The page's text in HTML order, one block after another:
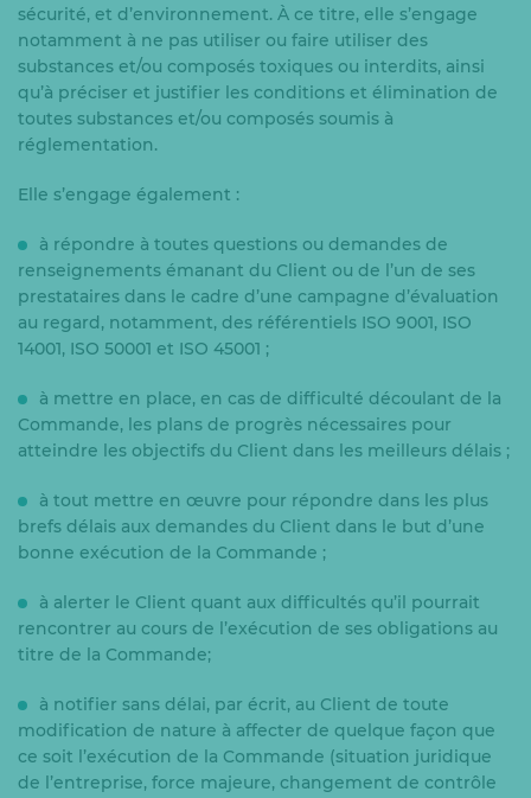
sécurité, et d’environnement. À ce titre, elle s’engage
notamment à ne pas utiliser ou faire utiliser des
substances et/ou composés toxiques ou interdits, ainsi
qu’à préciser et justifier les conditions et élimination de
toutes substances et/ou composés soumis à
réglementation.
Elle s’engage également :
à répondre à toutes questions ou demandes de
renseignements émanant du Client ou de l’un de ses
prestataires dans le cadre d’une campagne d’évaluation
au regard, notamment, des référentiels ISO 9001, ISO
14001, ISO 50001 et ISO 45001 ;
à mettre en place, en cas de difficulté découlant de la
Commande, les plans de progrès nécessaires pour
atteindre les objectifs du Client dans les meilleurs délais ;
à tout mettre en œuvre pour répondre dans les plus
brefs délais aux demandes du Client dans le but d’une
bonne exécution de la Commande ;
à alerter le Client quant aux difficultés qu’il pourrait
rencontrer au cours de l’exécution de ses obligations au
titre de la Commande;
à notifier sans délai, par écrit, au Client de toute
modification de nature à affecter de quelque façon que
ce soit l’exécution de la Commande (situation juridique
de l’entreprise, force majeure, changement de contrôle